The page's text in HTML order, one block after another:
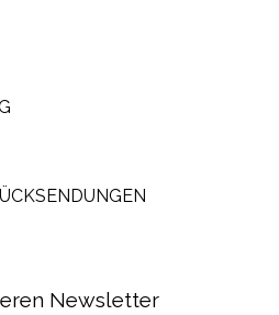
Newsletter